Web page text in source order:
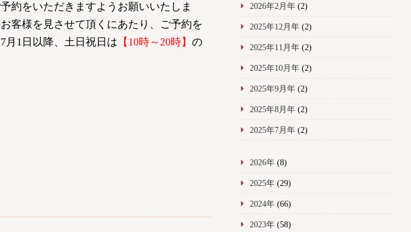
約をいただきますようお願いいたしま
客様を見させて頂くにあたり、ご予約を
1日以降、土日祝日は 【10時～20時】 の
2026年2月年(2)
2025年12月年(2)
2025年11月年(2)
2025年10月年(2)
2025年9月年(2)
2025年8月年(2)
2025年7月年(2)
2026年(8)
2025年(29)
2024年(66)
2023年(58)